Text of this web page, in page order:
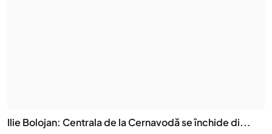
Ilie Bolojan: Centrala de la Cernavodă se închide di...